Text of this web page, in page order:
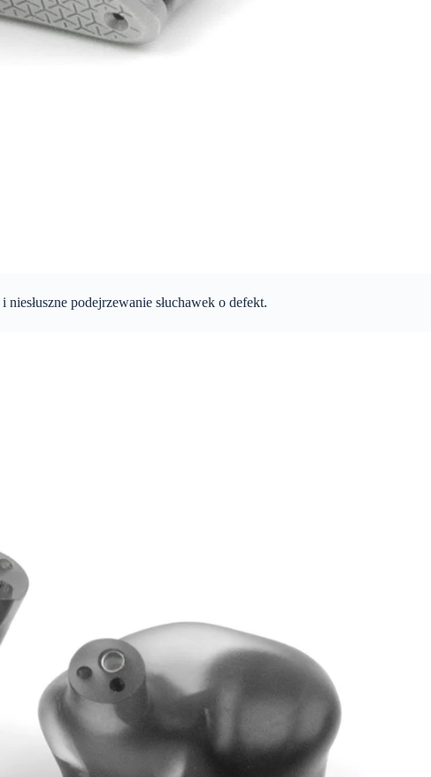
podejrzewanie słuchawek o defekt.